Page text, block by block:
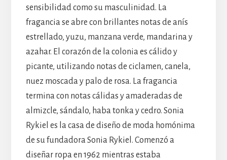
sensibilidad como su masculinidad. La
fragancia se abre con brillantes notas de anís
estrellado, yuzu, manzana verde, mandarina y
azahar. El corazón de la colonia es cálido y
picante, utilizando notas de ciclamen, canela,
nuez moscada y palo de rosa. La fragancia
termina con notas cálidas y amaderadas de
almizcle, sándalo, haba tonka y cedro. Sonia
Rykiel es la casa de diseño de moda homónima
de su fundadora Sonia Rykiel. Comenzó a
diseñar ropa en 1962 mientras estaba